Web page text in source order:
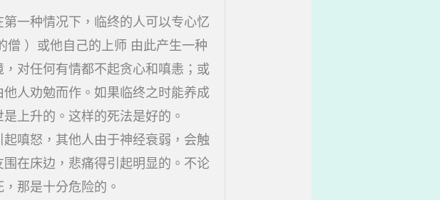
一种情况下，临终的人可以专心忆
）或他自己的上师 由此产生一种
对任何有情都不起贪心和嗔恚；或
人劝勉而作。如果临终之时能养成
上升的。这样的死法是好的。
嗔怒，其他人由于神经衰弱，会触
在床边，悲痛得引起明显的。不论
那是十分危险的。